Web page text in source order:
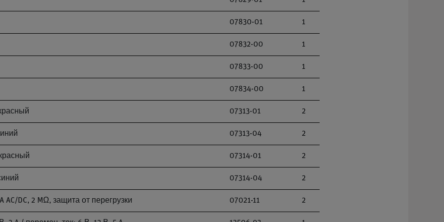
07830-01 1
07832-00 1
07833-00 1
07834-00 1
07313-01 2
07313-04 2
07314-01 2
07314-04 2
DC, 2 MΩ, защита от перегрузки 07021-11 2